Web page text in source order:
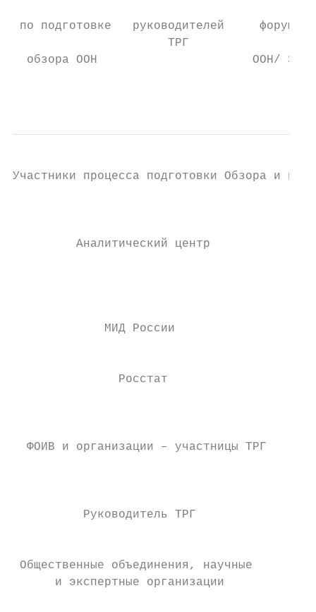
по подготовке   руководителей
ТРГ
обзора ООН                      ООН/
Участники процесса подготовки Обзора и их
         Аналитический центр
МИД России                •
Росстат
ФОИВ и организации – участницы ТРГ
Руководитель ТРГ             •
Общественные объединения, научные
и экспертные организации